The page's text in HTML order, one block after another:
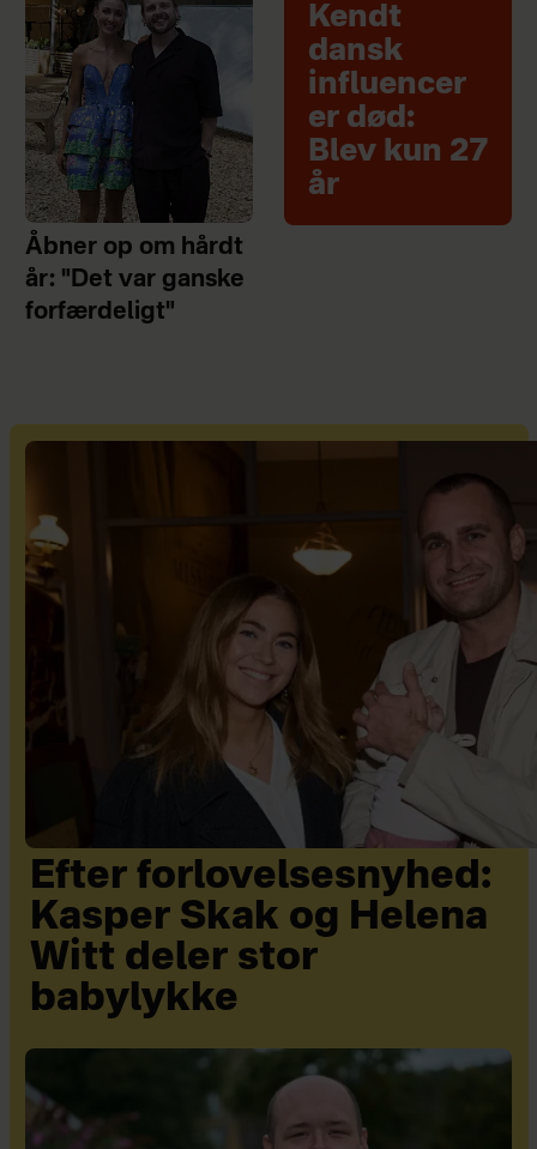
Åbner op om hårdt
år: "Det var ganske
forfærdeligt"
Kendt
dansk
influencer
er død:
Blev kun 27
år
Efter forlovelsesnyhed:
Kasper Skak og Helena
Witt deler stor
babylykke